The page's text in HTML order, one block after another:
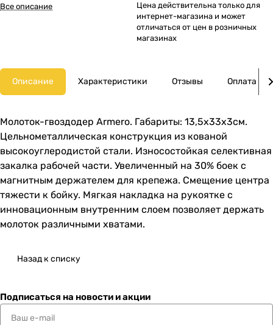
Все описание
Цена действительна только для
интернет-магазина и может
отличаться от цен в розничных
магазинах
Описание Характеристики Отзывы Оплата
Молоток-гвоздодер Armero. Габариты: 13,5х33х3см.
Цельнометаллическая конструкция из кованой
высокоуглеродистой стали. Износостойкая селективная
закалка рабочей части. Увеличенный на 30% боек с
магнитным держателем для крепежа. Смещение центра
тяжести к бойку. Мягкая накладка на рукоятке с
инновационным внутренним слоем позволяет держать
молоток различными хватами.
Назад к списку
Подписаться на новости и акции